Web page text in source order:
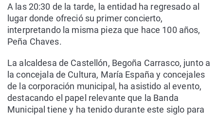
A las 20:30 de la tarde, la entidad ha regresado al
lugar donde ofreció su primer concierto,
interpretando la misma pieza que hace 100 años,
Peña Chaves.
La alcaldesa de Castellón, Begoña Carrasco, junto a
la concejala de Cultura, María España y concejales
de la corporación municipal, ha asistido al evento,
destacando el papel relevante que la Banda
Municipal tiene y ha tenido durante este siglo para